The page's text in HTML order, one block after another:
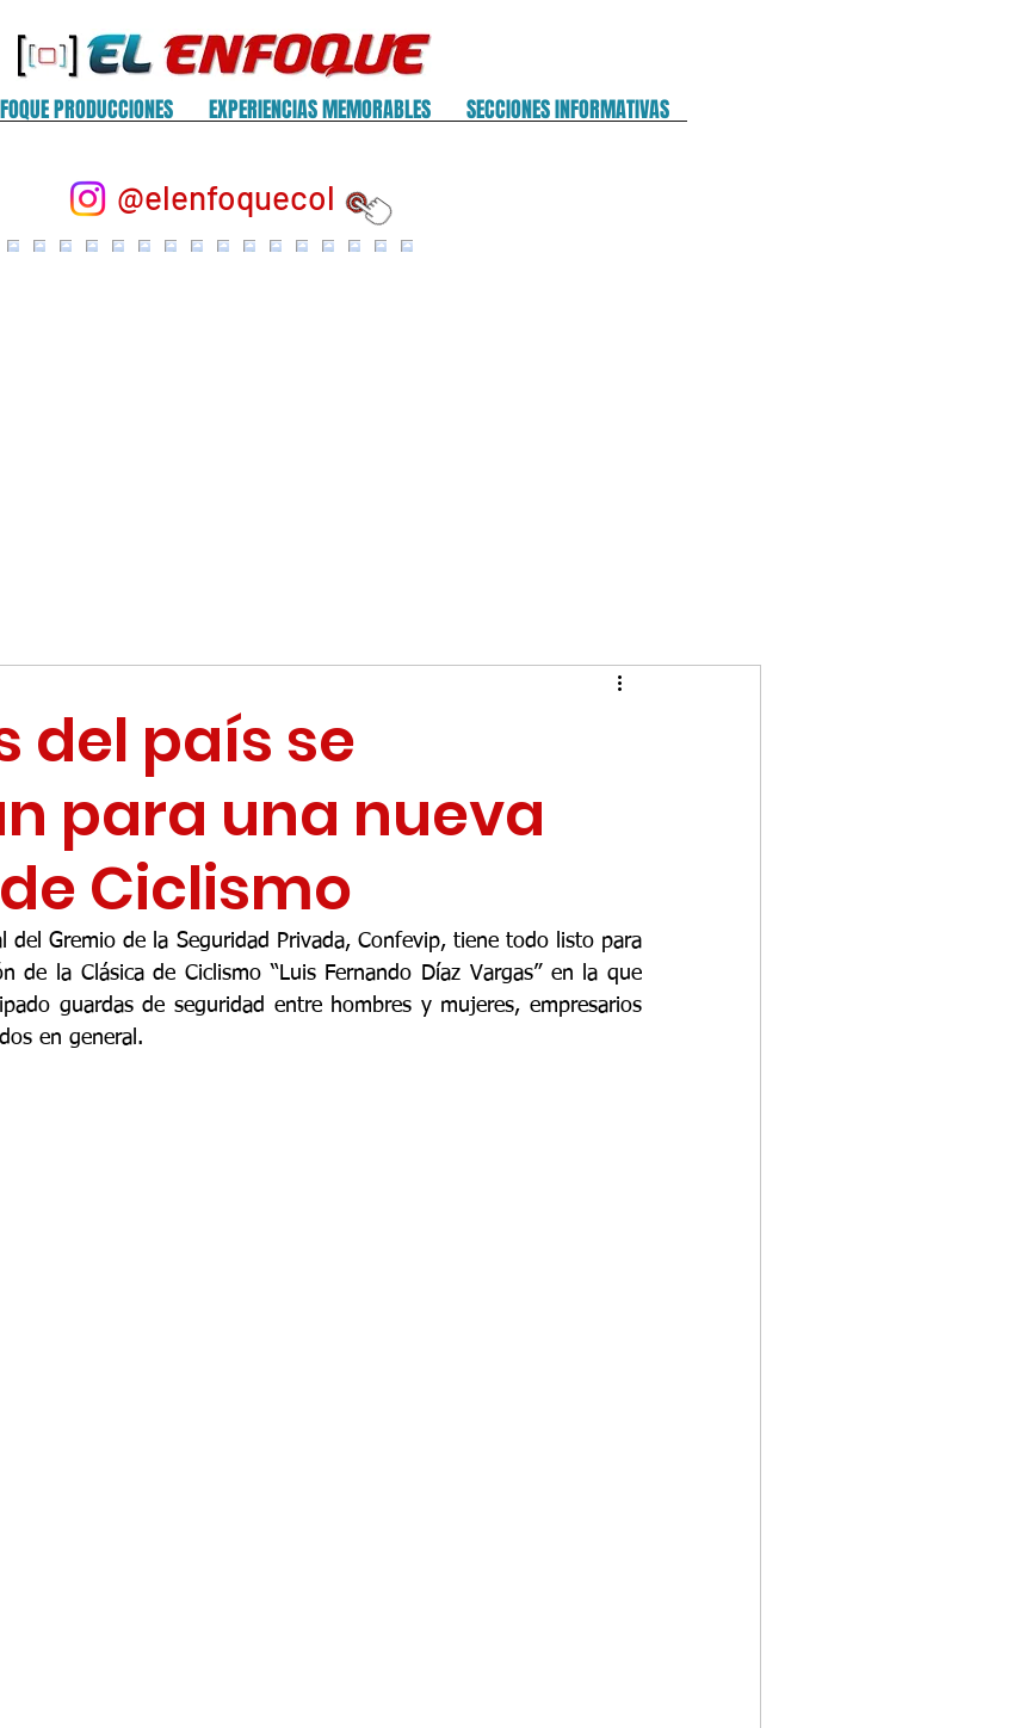
PRODUCCIONES EXPERIENCIAS MEMORABLES SECCIONES INFORMATIVAS
@elenfoquecol
del país se
para una nueva
Ciclismo
del Gremio de la Seguridad Privada, Confevip, tiene todo listo para
de la Clásica de Ciclismo “Luis Fernando Díaz Vargas” en la que
guardas de seguridad entre hombres y mujeres, empresarios
en general.